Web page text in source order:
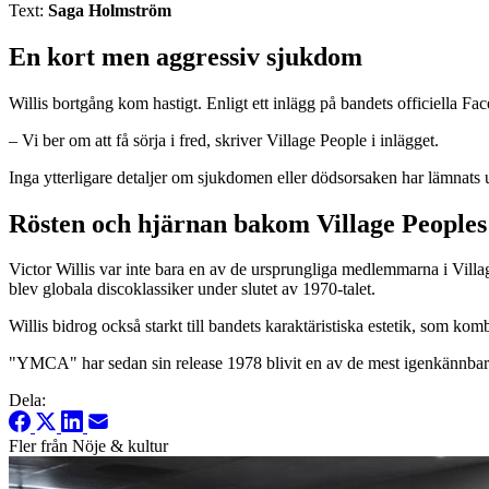
Text: Saga Holmström
En kort men aggressiv sjukdom
Willis bortgång kom hastigt. Enligt ett inlägg på bandets officiella
– Vi ber om att få sörja i fred, skriver Village People i inlägget.
Inga ytterligare detaljer om sjukdomen eller dödsorsaken har
Rösten och hjärnan bakom Village
Victor Willis var inte bara en av de ursprungliga medlemmarna i
blev globala discoklassiker under slutet av 1970-talet.
Willis bidrog också starkt till bandets karaktäristiska estetik, som
"YMCA" har sedan sin release 1978 blivit en av de mest
Dela:
Fler från Nöje & kultur